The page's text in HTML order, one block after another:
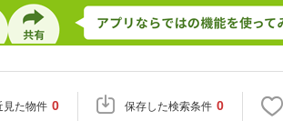
見た物件 0 保存した検索条件 0